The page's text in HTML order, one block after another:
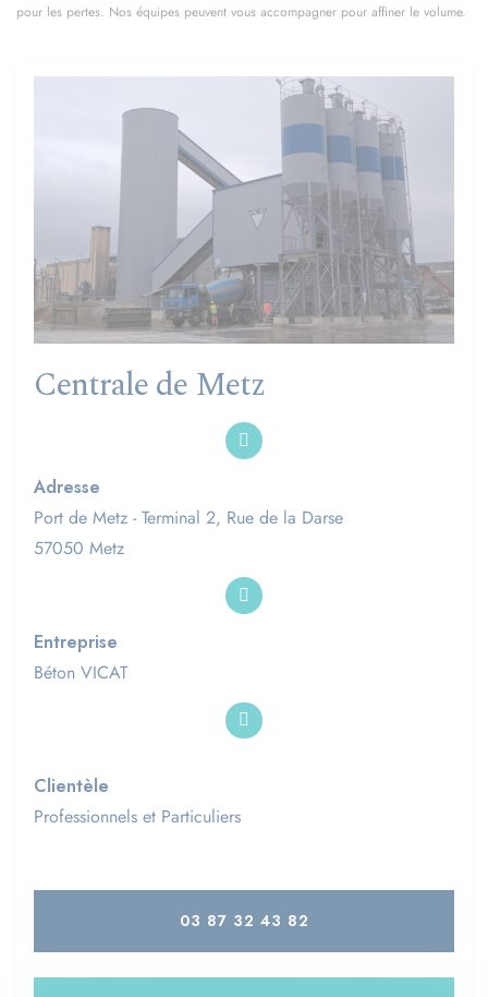
pour les pertes. Nos équipes peuvent vous accompagner pour affiner le volume.
Centrale de Metz
Adresse
Port de Metz - Terminal 2, Rue de la Darse
57050 Metz
Entreprise
Béton VICAT
Clientèle
Professionnels et Particuliers
03 87 32 43 82